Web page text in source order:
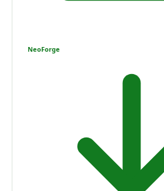
NeoForge